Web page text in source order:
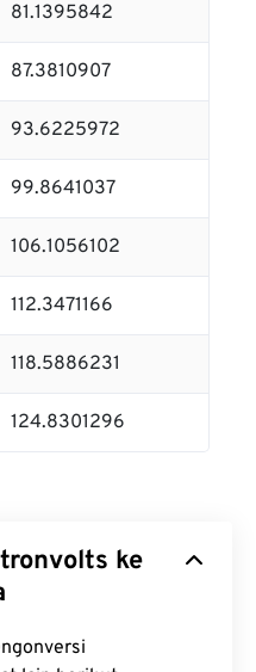
81.1395842
87.3810907
93.6225972
99.8641037
106.1056102
112.3471166
118.5886231
124.8301296
ke